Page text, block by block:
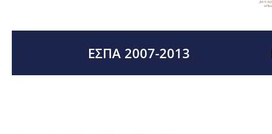
ΕΣΠΑ 2007-2013